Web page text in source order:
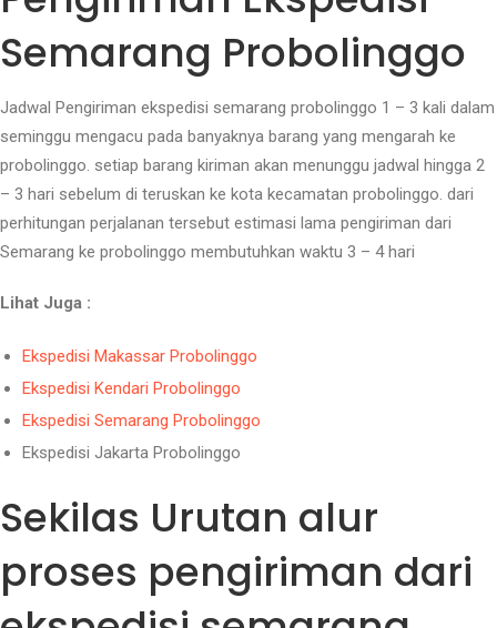
Semarang Probolinggo
Jadwal Pengiriman ekspedisi semarang probolinggo 1 – 3 kali dalam
seminggu mengacu pada banyaknya barang yang mengarah ke
probolinggo. setiap barang kiriman akan menunggu jadwal hingga 2
– 3 hari sebelum di teruskan ke kota kecamatan probolinggo. dari
perhitungan perjalanan tersebut estimasi lama pengiriman dari
Semarang ke probolinggo membutuhkan waktu 3 – 4 hari
Lihat Juga :
Ekspedisi Makassar Probolinggo
Ekspedisi Kendari Probolinggo
Ekspedisi Semarang Probolinggo
Ekspedisi Jakarta Probolinggo
Sekilas Urutan alur
proses pengiriman dari